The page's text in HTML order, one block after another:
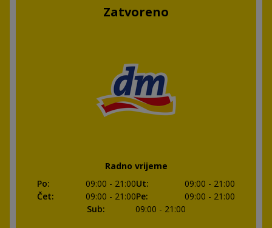
Zatvoreno
Radno vrijeme
Po: 09:00 - 21:00Ut: 09:00 - 21:00
Čet: 09:00 - 21:00Pe: 09:00 - 21:00
Sub: 09:00 - 21:00